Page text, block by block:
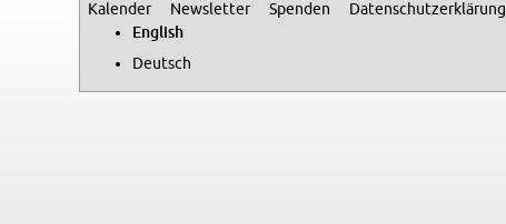
Sec­ondary menu
Kalen­der Newslet­ter Spenden Daten­schutzerklärung
Eng­lish
Deutsch